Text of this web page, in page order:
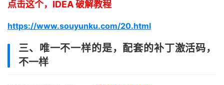
点击这个，IDEA 破解教程
https://www.souyunku.com/20.html
三、唯一不一样的是，配套的补丁激活码，
不一样